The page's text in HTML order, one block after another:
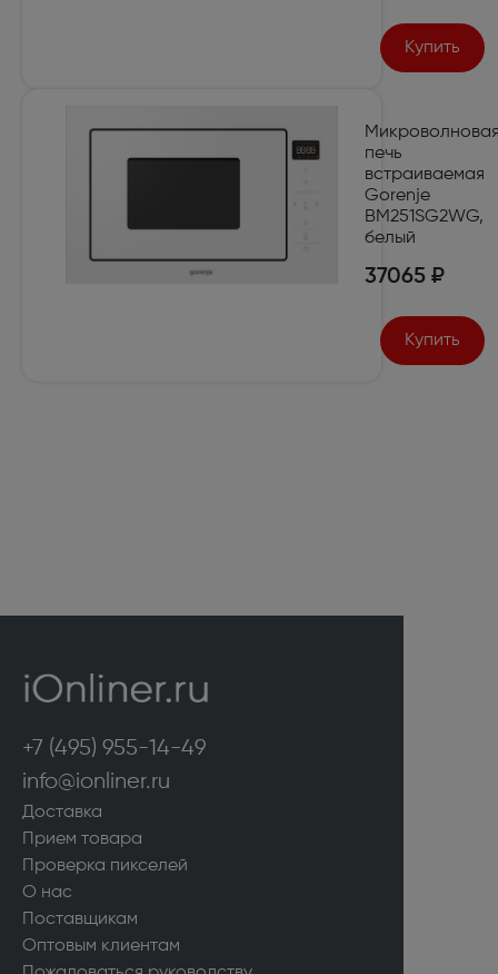
Купить
печь
встраиваемая
Gorenje
BM251SG2WG,
белый
37065 ₽
Купить
+7 (495) 955-14-49
info@ionliner.ru
Доставка
Прием товара
Проверка пикселей
О нас
Поставщикам
Оптовым клиентам